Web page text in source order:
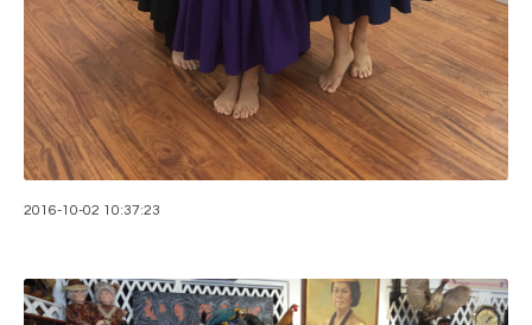
2016-10-02 10:37:23